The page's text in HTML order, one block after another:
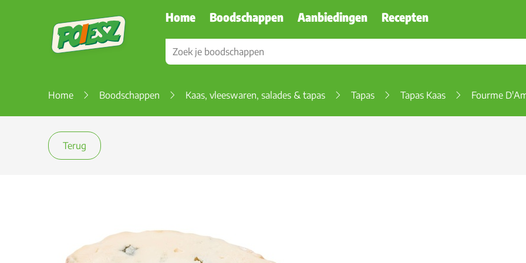
Home Boodschappen Aanbiedingen Recepten
Home Boodschappen Kaas, vleeswaren, salades & tapas Tapas Tapas Kaas Fourme
Terug